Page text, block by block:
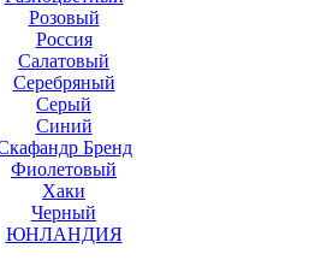
Розовый
Россия
Салатовый
Серебряный
Серый
Синий
Бренд
Фиолетовый
Хаки
Черный
ЮНЛАНДИЯ